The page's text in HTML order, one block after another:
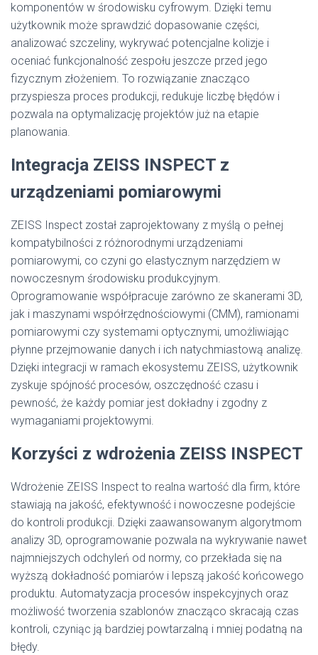
komponentów w środowisku cyfrowym. Dzięki temu
użytkownik może sprawdzić dopasowanie części,
analizować szczeliny, wykrywać potencjalne kolizje i
oceniać funkcjonalność zespołu jeszcze przed jego
fizycznym złożeniem. To rozwiązanie znacząco
przyspiesza proces produkcji, redukuje liczbę błędów i
pozwala na optymalizację projektów już na etapie
planowania.
Integracja ZEISS INSPECT z
urządzeniami pomiarowymi
ZEISS Inspect został zaprojektowany z myślą o pełnej
kompatybilności z różnorodnymi urządzeniami
pomiarowymi, co czyni go elastycznym narzędziem w
nowoczesnym środowisku produkcyjnym.
Oprogramowanie współpracuje zarówno ze skanerami 3D,
jak i maszynami współrzędnościowymi (CMM), ramionami
pomiarowymi czy systemami optycznymi, umożliwiając
płynne przejmowanie danych i ich natychmiastową analizę.
Dzięki integracji w ramach ekosystemu ZEISS, użytkownik
zyskuje spójność procesów, oszczędność czasu i
pewność, że każdy pomiar jest dokładny i zgodny z
wymaganiami projektowymi.
Korzyści z wdrożenia ZEISS INSPECT
Wdrożenie ZEISS Inspect to realna wartość dla firm, które
stawiają na jakość, efektywność i nowoczesne podejście
do kontroli produkcji. Dzięki zaawansowanym algorytmom
analizy 3D, oprogramowanie pozwala na wykrywanie nawet
najmniejszych odchyleń od normy, co przekłada się na
wyższą dokładność pomiarów i lepszą jakość końcowego
produktu. Automatyzacja procesów inspekcyjnych oraz
możliwość tworzenia szablonów znacząco skracają czas
kontroli, czyniąc ją bardziej powtarzalną i mniej podatną na
błędy.